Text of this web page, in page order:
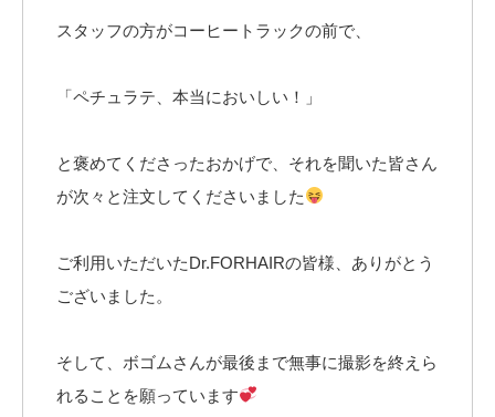
スタッフの方がコーヒートラックの前で、
「ペチュラテ、本当においしい！」
と褒めてくださったおかげで、それを聞いた皆さん
が次々と注文してくださいました
ご利用いただいたDr.FORHAIRの皆様、ありがとう
ございました。
そして、ボゴムさんが最後まで無事に撮影を終えら
れることを願っています